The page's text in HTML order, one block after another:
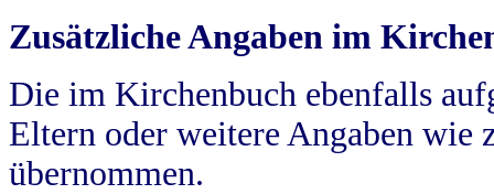
Zusätzliche Angaben im
Die im Kirchenbuch ebenfalls
Eltern oder weitere Angaben wie
übernommen.